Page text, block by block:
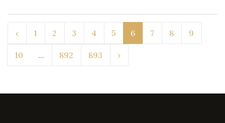
‹ 1 2 3 4 5 6 7 8 9
10 ... 892 893 ›